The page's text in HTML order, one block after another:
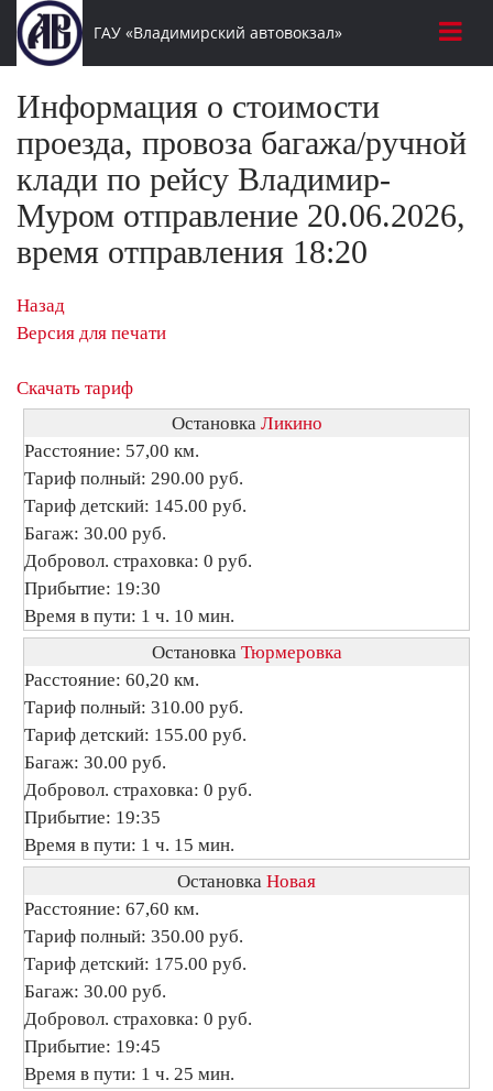
ГАУ «Владимирский автовокзал»
Информация о стоимости
проезда, провоза багажа/ручной
клади по рейсу Владимир-
Муром отправление 20.06.2026,
время отправления 18:20
Назад
Версия для печати
Скачать тариф
Остановка Ликино
Расстояние: 57,00 км.
Тариф полный: 290.00 руб.
Тариф детский: 145.00 руб.
Багаж: 30.00 руб.
Добровол. страховка: 0 руб.
Прибытие: 19:30
Время в пути: 1 ч. 10 мин.
Остановка Тюрмеровка
Расстояние: 60,20 км.
Тариф полный: 310.00 руб.
Тариф детский: 155.00 руб.
Багаж: 30.00 руб.
Добровол. страховка: 0 руб.
Прибытие: 19:35
Время в пути: 1 ч. 15 мин.
Остановка Новая
Расстояние: 67,60 км.
Тариф полный: 350.00 руб.
Тариф детский: 175.00 руб.
Багаж: 30.00 руб.
Добровол. страховка: 0 руб.
Прибытие: 19:45
Время в пути: 1 ч. 25 мин.